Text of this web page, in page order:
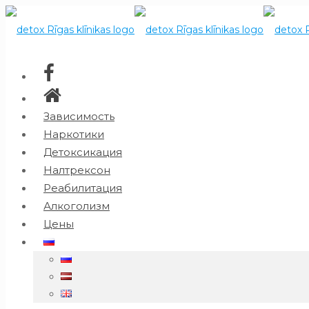
Зависимость
Наркотики
Детоксикация
Налтрексон
Реабилитация
Алкоголизм
Цены